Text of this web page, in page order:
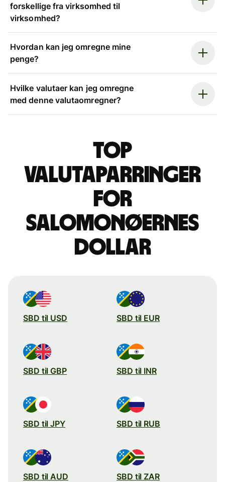
forskellige fra virksomhed til
virksomhed?
Hvordan kan jeg omregne mine
penge?
Hvilke valutaer kan jeg omregne
med denne valutaomregner?
Top
valutaparringer
for
salomonøernes
dollar
SBD til USD SBD til EUR
SBD til GBP SBD til INR
SBD til JPY SBD til RUB
SBD til AUD SBD til ZAR